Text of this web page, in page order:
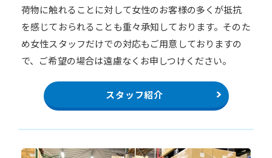
荷物に触れることに対して女性のお客様の多くが抵抗
を感じておられることも重々承知しております。そのた
め女性スタッフだけでの対応もご用意しておりますの
で、ご希望の場合は遠慮なくお申しつけください。
スタッフ紹介